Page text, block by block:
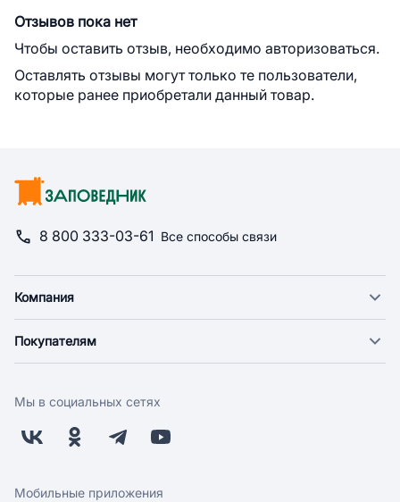
Отзывов пока нет
Чтобы оставить отзыв, необходимо авторизоваться.
Оставлять отзывы могут только те пользователи,
которые ранее приобретали данный товар.
8 800 333-03-61 Все способы связи
Компания
Новости
Поставщикам
Заводчикам
Обратная связь
Покупателям
Оплата
Бонусная программа
Скидки и акции
Мы в социальных сетях
Мобильные приложения